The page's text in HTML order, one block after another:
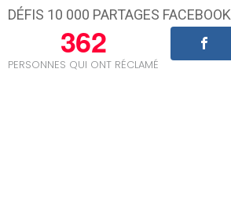
DÉFIS 10 000 PARTAGES FACEBOOK
362
PERSONNES QUI ONT RÉCLAMÉ